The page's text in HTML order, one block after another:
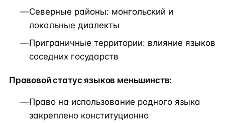
Северные районы: монгольский и
локальные диалекты
Приграничные территории: влияние языков
соседних государств
Правовой статус языков меньшинств:
Право на использование родного языка
закреплено конституционно